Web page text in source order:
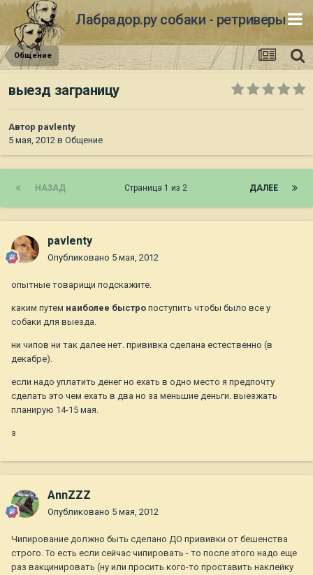
Лабрадор.ру собаки - ретриверы
Общение
выезд заграницу
Автор pavlenty
5 мая, 2012 в Общение
НАЗАД ДАЛЕЕ
Страница 1 из 2
pavlenty
Опубликовано 5 мая, 2012
опытные товарищи подскажите.
каким путем наиболее быстро поступить чтобы было все у
собаки для выезда.
ни чипов ни так далее нет. прививка сделана естественно (в
декабре).
если надо уплатить денег но ехать в одно место я предпочту
сделать это чем ехать в два но за меньшие деньги. выезжать
планирую 14-15 мая.
з
AnnZZZ
Опубликовано 5 мая, 2012
Чипирование должно быть сделано ДО прививки от бешенства
строго. То есть если сейчас чипировать - то после этого надо еще
раз вакцинировать (ну или просить кого-то проставить наклейку